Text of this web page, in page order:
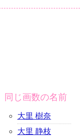
同じ画数の名前
大里 樹奈
大里 静枝